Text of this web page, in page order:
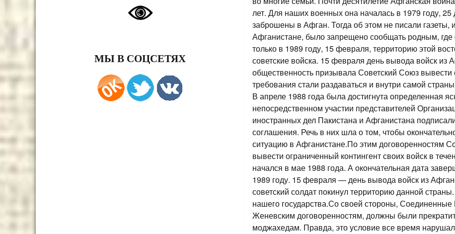
МЫ В СОЦСЕТЯХ
лет. Для наших военных она началась в 1979 году,
заброшены в Афган. Тогда об этом не писали
Афганистане, было запрещено сообщать родным,
только в 1989 году, 15 февраля, территорию этой
советские войска. 15 февраля день вывода войск из
общественность призывала Советский Союз
требования стали раздаваться и внутри самой
В апреле 1988 года была достигнута определенная
непосредственном участии представителей
иностранных дел Пакистана и Афганистана
соглашения. Речь в них шла о том, чтобы
ситуацию в Афганистане.По этим договоренностям
вывести ограниченный контингент своих войск в
начался в мае 1988 года. А окончательная дата
1989 году. 15 февраля — день вывода войск из
советский солдат покинул территорию данной
нашего государства.Со своей стороны,
Женевским договоренностям, должны были
моджахедам. Правда, это условие все время